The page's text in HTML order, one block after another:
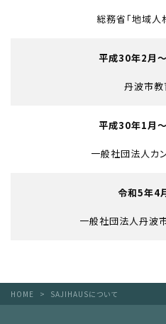
総務省「地域人
平成30年2月
丹波市教
平成30年1月
一般社団法人
令和5年4
一般社団法人丹
HOME SAJIHAUSについて